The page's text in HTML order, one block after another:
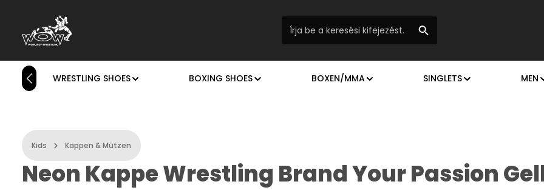
a fő tartalomra
Ugrás a kereséshez
Ugrás a fő navigációhoz
WRESTLING SHOES BOXING SHOES BOXEN/MMA SINGLETS MEN
Kids Kappen & Mützen
Neon Kappe Wrestling Brand Your Passion